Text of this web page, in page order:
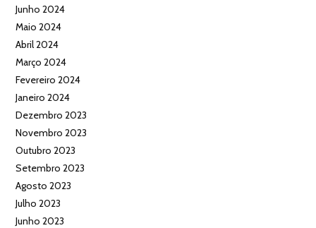
Junho 2024
Maio 2024
Abril 2024
Março 2024
Fevereiro 2024
Janeiro 2024
Dezembro 2023
Novembro 2023
Outubro 2023
Setembro 2023
Agosto 2023
Julho 2023
Junho 2023